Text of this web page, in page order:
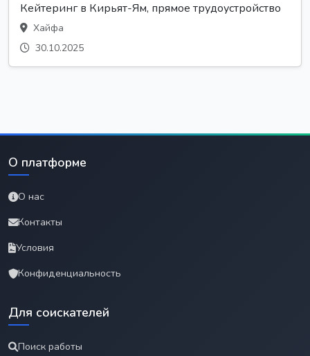
Кейтеринг в Кирьят-Ям, прямое трудоустройство
Хайфа
30.10.2025
О платформе
О нас
Контакты
Условия
Конфиденциальность
Для соискателей
Поиск работы